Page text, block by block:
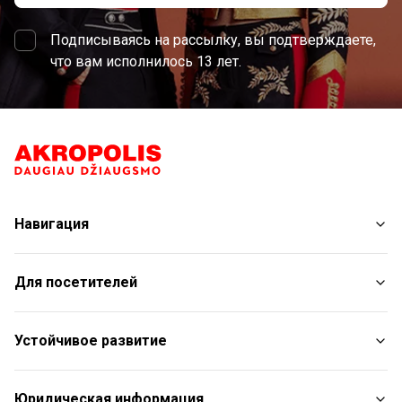
Подписываясь на рассылку, вы подтверждаете,
что вам исполнилось 13 лет.
Навигация
Магазины
Услуги
Рестораны
Для посетителей
План торгового центра
С животными
Контакты
Устойчивое развитие
Отчет об устойчивом развитии